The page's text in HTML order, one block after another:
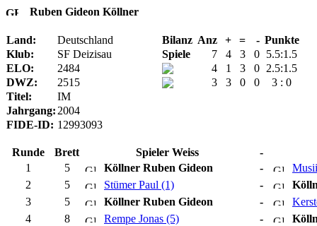
Ruben Gideon Köllner
Land: Deutschland Bilanz Anz + = - Punkte
Klub:
SF Deizisau Spiele 7 4 3 0 5.5:1.5
ELO:
2484 4 1 3 0 2.5:1.5
DWZ:
2515 3 3 0 0
3 : 0
Titel:
IM
Jahrgang: 2004
FIDE-ID: 12993093
Runde Brett Spieler Weiss
-
1
5 Köllner Ruben Gideon -
2
5 Stümer Paul (1) -
3
5 Köllner Ruben Gideon -
4
8 Rempe Jonas (5) -